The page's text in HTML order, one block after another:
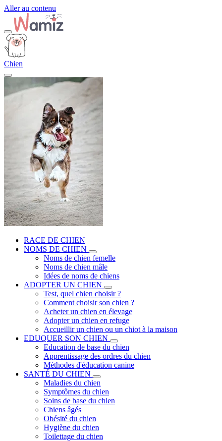
Aller au contenu
Chien
RACE DE CHIEN
NOMS DE CHIEN
Noms de chien femelle
Noms de chien mâle
Idées de noms de chiens
ADOPTER UN CHIEN
Test, quel chien choisir ?
Comment choisir son chien ?
Acheter un chien en élevage
Adopter un chien en refuge
Accueillir un chien ou un chiot à la maison
EDUQUER SON CHIEN
Education de base du chien
Apprentissage des ordres du chien
Méthodes d'éducation canine
SANTÉ DU CHIEN
Maladies du chien
Symptômes du chien
Soins de base du chien
Chiens âgés
Obésité du chien
Hygiène du chien
Toilettage du chien